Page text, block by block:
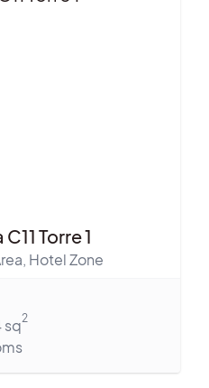
Torre 1
, Hotel Zone
sq2